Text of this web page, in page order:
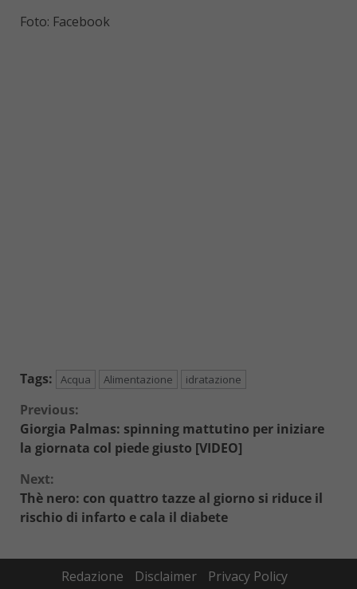
Foto: Facebook
Tags: Acqua Alimentazione idratazione
Continue
Reading
Previous:
Giorgia Palmas: spinning mattutino per iniziare
la giornata col piede giusto [VIDEO]
Next:
Thè nero: con quattro tazze al giorno si riduce il
rischio di infarto e cala il diabete
Redazione Disclaimer Privacy Policy